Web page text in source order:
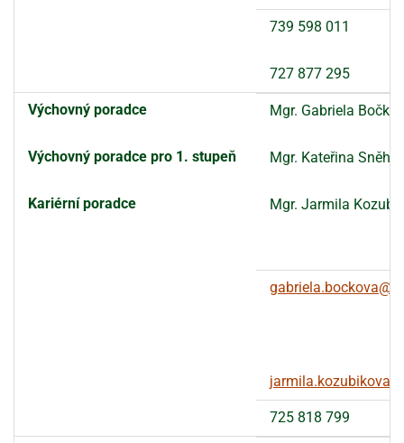
739 598 011
727 877 295
Výchovný poradce
Výchovný poradce pro 1. stupeň
Kariérní poradce
Mgr. Gabriela
Mgr. Kateřina
Mgr. Jarmila
725 818 799